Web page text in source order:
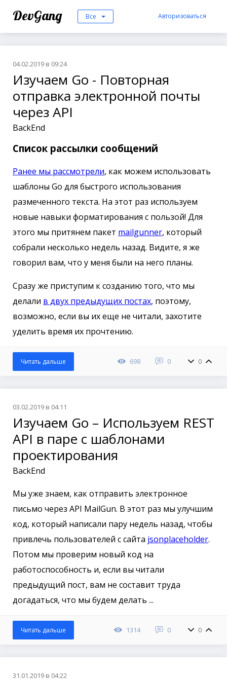
DevGang Все Авторизоваться
04.02.2019 в 09:24
Изучаем Go - Повторная
отправка электронной почты
через API
BackEnd
Список рассылки сообщений
Ранее мы рассмотрели, как можем использовать
шаблоны Go для быстрого использования
размеченного текста. На этот раз используем
новые навыки форматирования с пользой! Для
этого мы притянем пакет mailgunner, который
собрали несколько недель назад. Видите, я же
говорил вам, что у меня были на него планы.
Сразу же приступим к созданию того, что мы
делали в двух предыдущих постах, поэтому,
возможно, если вы их еще не читали, захотите
уделить время их прочтению.
698 0 0
Читать дальше
03.02.2019 в 04:11
Изучаем Go – Используем REST
API в паре с шаблонами
проектирования
BackEnd
Мы уже знаем, как отправить электронное
письмо через API MailGun. В этот раз мы улучшим
код, который написали пару недель назад, чтобы
привлечь пользователей с сайта jsonplaceholder.
Потом мы проверим новый код на
работоспособность и, если вы читали
предыдущий пост, вам не составит труда
догадаться, что мы будем делать ...
1314 0 0
Читать дальше
31.01.2019 в 04:22